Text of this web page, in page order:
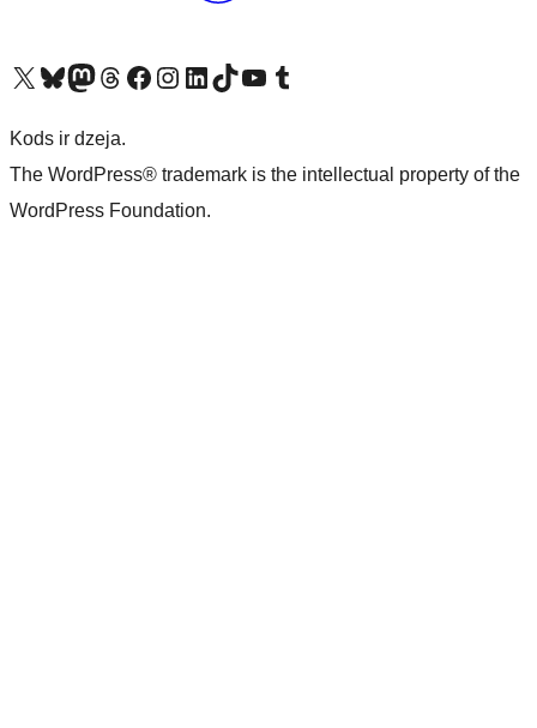
Apmeklējiet mūsu X (agrāk Twitter) kontu
Apmeklējiet mūsu Bluesky kontu
Apmeklējiet mūsu Mastodon kontu
Apmeklējiet mūsu Threads kontu
Apmeklējiet mūsu Facebook lapuApmeklējiet mūsu Instagram kontu
Apmeklējiet mūsu LinkedIn kontu
Apmeklējiet mūsu TikTok kontu
Apmeklējiet mūsu YouTube kanālu
Apmeklējiet mūsu Tumblr kontu
Kods ir dzeja.
The WordPress® trademark is the intellectual property of the
WordPress Foundation.